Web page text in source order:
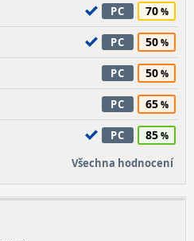
PC 70
PC 50
PC 50
PC 65
PC 85
Všechna hodnocení